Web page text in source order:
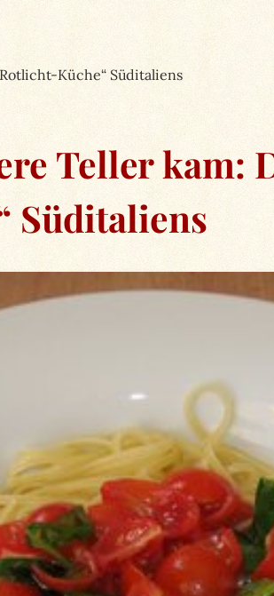
Küche“ Süditaliens
Teller kam:
Süditaliens